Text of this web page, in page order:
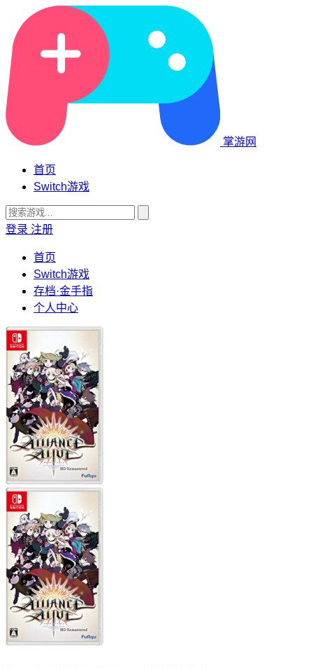
掌游网
首页
Switch游戏
登录 注册
首页
Switch游戏
存档·金手指
个人中心